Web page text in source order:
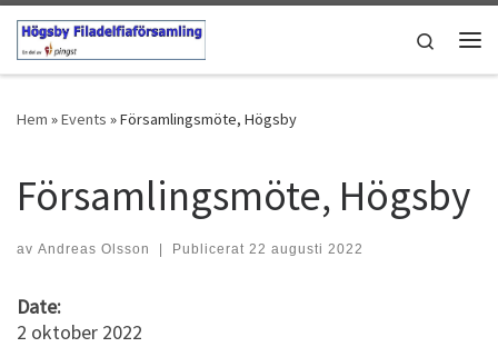
Hoppa till innehåll
Search
Hem »Events »Församlingsmöte, Högsby
Församlingsmöte, Högsby
av Andreas Olsson | Publicerat 22 augusti 2022
Date:
2 oktober 2022